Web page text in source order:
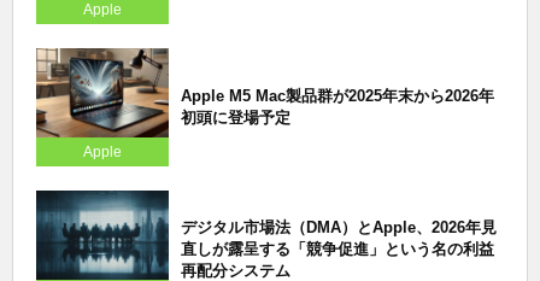
Apple
Apple
Apple M5 Mac製品群が2025年末から2026年
初頭に登場予定
デジタル市場法（DMA）とApple、2026年見
直しが露呈する「競争促進」という名の利益
再配分システム